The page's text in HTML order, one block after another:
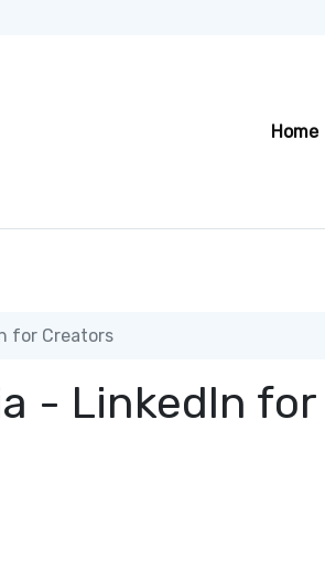
Home
for Creators
- LinkedIn for